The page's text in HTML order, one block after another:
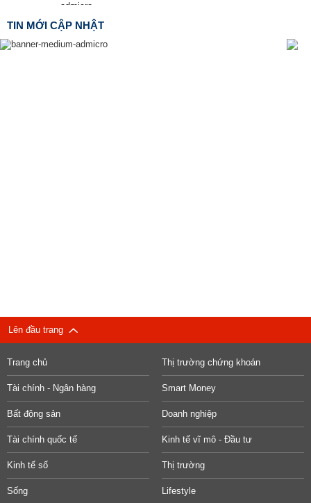
TIN MỚI CẬP NHẬT
Lên đầu trang
Trang chủ Thị trường chứng khoán
Tài chính - Ngân hàng Smart Money
Bất động sản Doanh nghiệp
Tài chính quốc tế Kinh tế vĩ mô - Đầu tư
Kinh tế số Thị trường
Sống Lifestyle